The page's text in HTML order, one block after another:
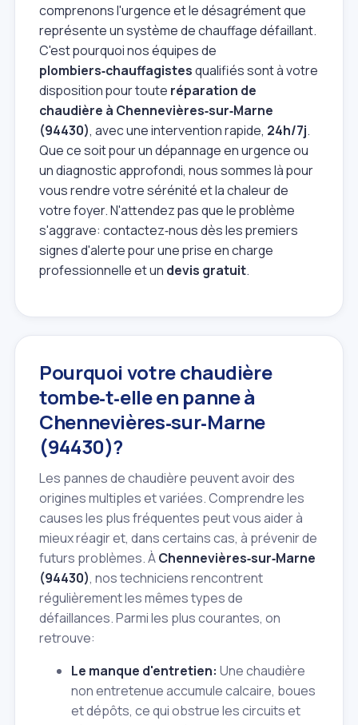
comprenons l'urgence et le désagrément que
représente un système de chauffage défaillant.
C'est pourquoi nos équipes de
plombiers‑chauffagistesqualifiés sont à votre
disposition pour toute réparation de
chaudière à Chennevières‑sur‑Marne
(94430), avec une intervention rapide, 24h/7j.
Que ce soit pour un dépannage en urgence ou
un diagnostic approfondi, nous sommes là pour
vous rendre votre sérénité et la chaleur de
votre foyer. N'attendez pas que le problème
s'aggrave: contactez‑nous dès les premiers
signes d'alerte pour une prise en charge
professionnelle et un devis gratuit.
Pourquoi votre chaudière
tombe‑t‑elle en panne à
Chennevières‑sur‑Marne
(94430)?
Les pannes de chaudière peuvent avoir des
origines multiples et variées. Comprendre les
causes les plus fréquentes peut vous aider à
mieux réagir et, dans certains cas, à prévenir de
futurs problèmes. ÀChennevières‑sur‑Marne
(94430), nos techniciens rencontrent
régulièrement les mêmes types de
défaillances. Parmi les plus courantes, on
retrouve:
Le manque d'entretien: Une chaudière
non entretenue accumule calcaire, boues
et dépôts, ce qui obstrue les circuits et